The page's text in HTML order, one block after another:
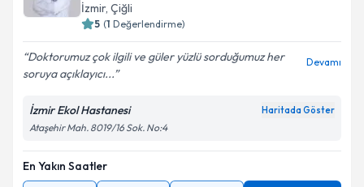
İzmir, Çiğli
5 (1 Değerlendirme)
Doktorumuz çok ilgili ve güler yüzlü sorduğumuz her
soruya açıklayıcı...
Devamı
İzmir Ekol Hastanesi Haritada Göster
Ataşehir Mah. 8019/16 Sok. No:4
En Yakın Saatler